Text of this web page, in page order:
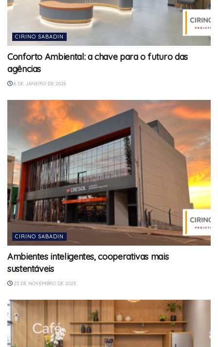
CIRINO SABADIN
Conforto Ambiental: a chave para o futuro das
agências
6 DE JANEIRO DE 2026
CIRINO SABADIN
Ambientes inteligentes, cooperativas mais
sustentáveis
25 DE NOVEMBRO DE 2025